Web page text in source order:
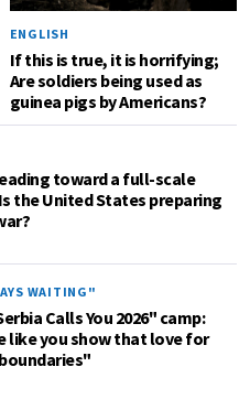
ENGLISH
If this is true, it is horrifying;
Are soldiers being used as
guinea pigs by Americans?
toward a full-scale
the United States preparing
WAITING"
Calls You 2026" camp:
like you show that love for